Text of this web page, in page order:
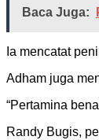
Baca Juga:
Ia mencatat
Adham juga
“Pertamina
Randy Bugis,